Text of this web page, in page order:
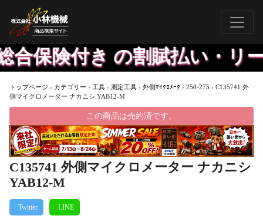
き の割賦払い・リース
トップページ › カテゴリー › 工具 › 測定工具 › 外側ﾏｲｸﾛﾒｰﾀ › 250-275 › C135741 外
側マイクロメーター ナカニシ YAB12-M
この商品は売約済です。
C135741 外側マイクロメーター ナカニシ
YAB12-M